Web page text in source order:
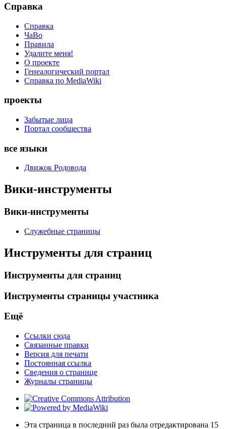
Справка
Справка
ЧаВо
Правила
Удалите меня!
О проекте
Генеалогический портал
Справка по MediaWiki
проекты
Забытые лица
Портал сообщества
все языки
Движок Родовода
Вики-инструменты
Вики-инструменты
Служебные страницы
Инструменты для страниц
Инструменты для страниц
Инструменты страницы участника
Ещё
Ссылки сюда
Связанные правки
Версия для печати
Постоянная ссылка
Сведения о странице
Журналы страницы
Эта страница в последний раз была отредактирована 15